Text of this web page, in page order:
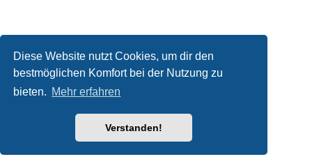
Diese Website nutzt Cookies, um dir den
bestmöglichen Komfort bei der Nutzung zu
bieten. Mehr erfahren
Verstanden!